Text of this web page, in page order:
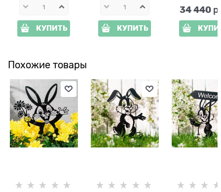
КУПИТЬ КУПИТЬ
34 440
Похожие товары